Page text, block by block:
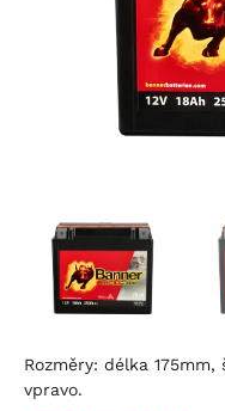
Rozměry: délka
vpravo.